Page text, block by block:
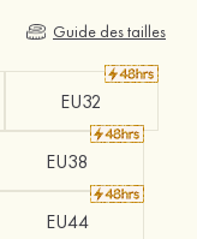
Guide des tailles
EU32
EU38
EU44